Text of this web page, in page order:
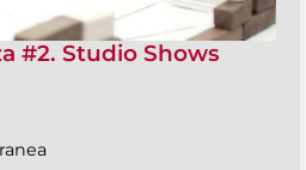
#2. Studio Shows